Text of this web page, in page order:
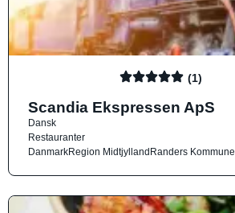
(1)
Scandia Ekspressen ApS
Dansk
Restauranter
DanmarkRegion MidtjyllandRanders Kommune